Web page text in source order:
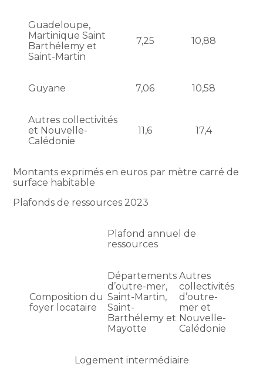
Guadeloupe,
Martinique Saint
Barthélemy et
Saint-Martin
7,25 10,88
Guyane 7,06 10,58
Autres collectivités
et Nouvelle-
Calédonie
11,6 17,4
Montants exprimés en euros par mètre carré de
surface habitable
Plafonds de ressources 2023
Plafond annuel de
ressources
Composition du
foyer locataire
Départements
d’outre-mer,
Saint-Martin,
Saint-
Barthélemy et
Mayotte
Autres
collectivités
d’outre-
mer et
Nouvelle-
Calédonie
Logement intermédiaire